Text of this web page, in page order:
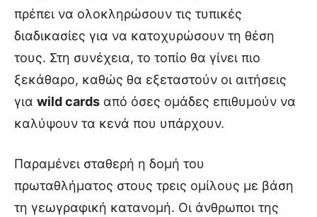
πρέπει να ολοκληρώσουν τις τυπικές
διαδικασίες για να κατοχυρώσουν τη θέση
τους. Στη συνέχεια, το τοπίο θα γίνει πιο
ξεκάθαρο, καθώς θα εξεταστούν οι αιτήσεις
για wild cards από όσες ομάδες επιθυμούν να
καλύψουν τα κενά που υπάρχουν.
Παραμένει σταθερή η δομή του
πρωταθλήματος στους τρεις ομίλους με βάση
τη γεωγραφική κατανομή. Οι άνθρωποι της